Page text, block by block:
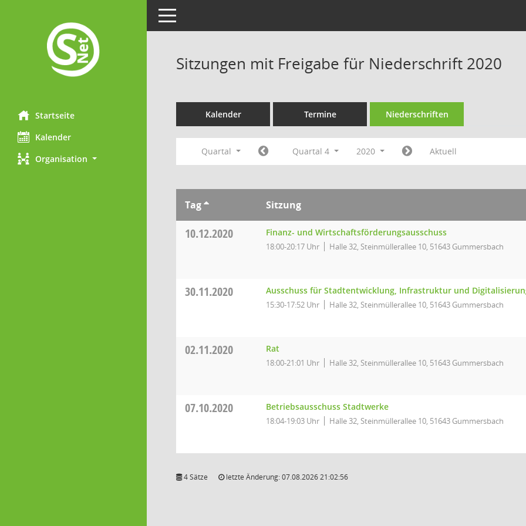
Startseite
Kalender
Organisation
Toggle navigation
Sitzungen mit Freigabe für Niederschrift 2020
Kalender Termine Niederschriften
Quartal Quartal 4 2020 Aktuell
Tag Sitzung
10.12.2020 Finanz- und Wirtschaftsförderungsausschuss
18:00-20:17 Uhr Halle 32, Steinmüllerallee 10, 51643 Gummersbach
30.11.2020 Ausschuss für Stadtentwicklung, Infrastruktur und
15:30-17:52 Uhr Halle 32, Steinmüllerallee 10, 51643 Gummersbach
02.11.2020 Rat
18:00-21:01 Uhr Halle 32, Steinmüllerallee 10, 51643 Gummersbach
07.10.2020 Betriebsausschuss Stadtwerke
18:04-19:03 Uhr Halle 32, Steinmüllerallee 10, 51643 Gummersbach
4 Sätze letzte Änderung: 07.08.2026 21:02:56